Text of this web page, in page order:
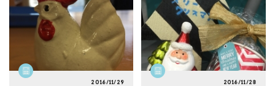
2016/11/29 2016/11/28